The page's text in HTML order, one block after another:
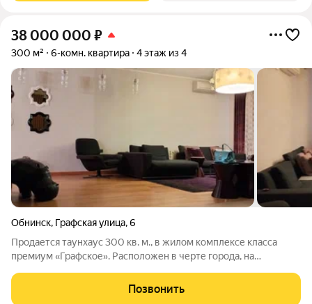
38 000 000 ₽
300 м² 6-комн. квартира 4 этаж из 4
Обнинск, Графская улица,6
Продается таунхаус 300 кв. м., в жилом комплексе класса
премиум «Графское». Расположен в черте города, на
видеонаблюдением. Таунхаус - 3 этажа с отделкой под ключ,
выполнен качественный
Позвонить